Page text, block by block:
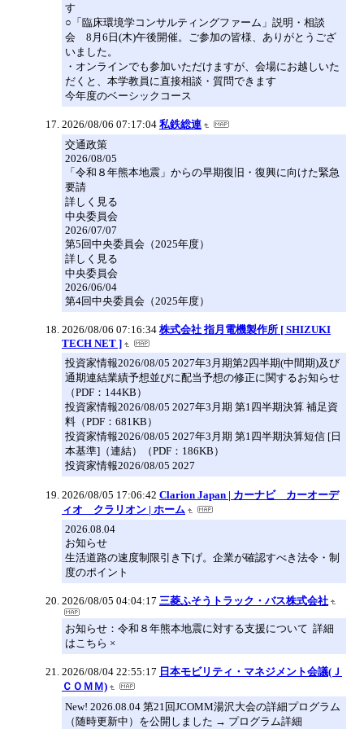
す
○「臨床環境学コンサルティングファーム」説明・相談
会 8月6日(木)午後開催。ご参加の皆様、ありがとうござ
いました。
・オンラインでも参加いただけますが、会場にお越しいた
だくと、本学教員に直接相談・質問できます
今年度のベーシックコース
2026/08/06 07:17:04 私鉄総連
交通政策
2026/08/05
「令和８年熊本地震」からの早期復旧・復興に向けた緊急
要請
詳しく見る
中央委員会
2026/07/07
第5回中央委員会（2025年度）
詳しく見る
中央委員会
2026/06/04
第4回中央委員会（2025年度）
2026/08/06 07:16:34 株式会社 指月電機製作所 [ SHIZUKI
TECH NET ]
投資家情報2026/08/05 2027年3月期第2四半期(中間期)及び
通期連結業績予想並びに配当予想の修正に関するお知らせ
（PDF：144KB）
投資家情報2026/08/05 2027年3月期 第1四半期決算 補足資
料（PDF：681KB）
投資家情報2026/08/05 2027年3月期 第1四半期決算短信 [日
本基準]（連結）（PDF：186KB）
投資家情報2026/08/05 2027
2026/08/05 17:06:42 Clarion Japan | カーナビ カーオーデ
ィオ クラリオン | ホーム
2026.08.04
お知らせ
生活道路の速度制限引き下げ。企業が確認すべき法令・制
度のポイント
2026/08/05 04:04:17 三菱ふそうトラック・バス株式会社
お知らせ：令和８年熊本地震に対する支援について 詳細
はこちら ×
2026/08/04 22:55:17 日本モビリティ・マネジメント会議(Ｊ
ＣＯＭＭ)
New! 2026.08.04 第21回JCOMM湯沢大会の詳細プログラム
（随時更新中）を公開しました → プログラム詳細